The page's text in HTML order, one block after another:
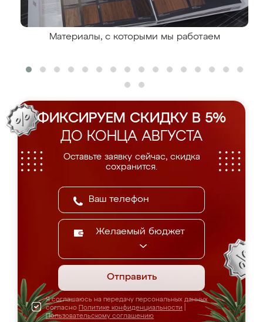
Материалы, с которыми мы работаем
ФИКСИРУЕМ СКИДКУ В 5%
ДО КОНЦА АВГУСТА
Оставьте заявку сейчас, скидка
сохранится.
Желаемый бюджет
Отправить
Я соглашаюсь на передачу персональных данных
согласно Политике конфиденциальности
Пользовательскому соглашению